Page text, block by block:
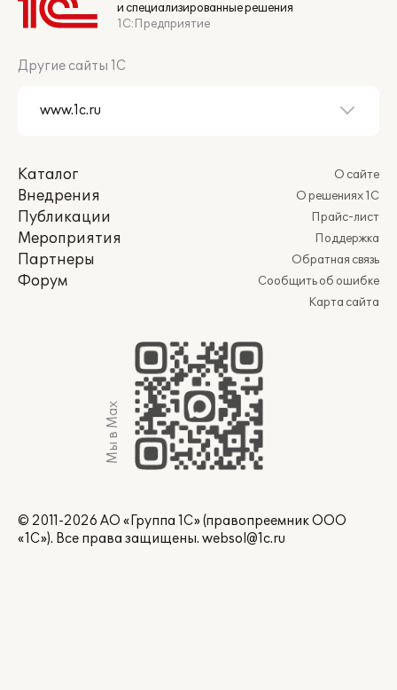
и специализированные решения
1С:Предприятие
Другие сайты 1С
Каталог
Внедрения
Публикации
Мероприятия
Партнеры
Форум
О сайте
О решениях 1С
Прайс-лист
Поддержка
Обратная связь
Сообщить об ошибке
Карта сайта
Мы в Max
© 2011-2026 АО «Группа 1С» (правопреемник ООО
«1С»). Все права защищены. websol@1c.ru